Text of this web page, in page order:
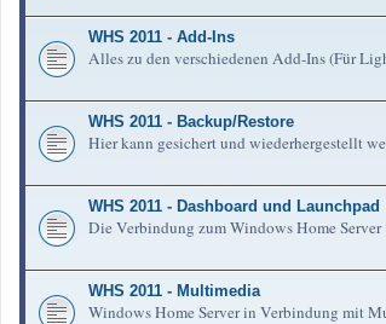
WHS 2011 - Add-Ins
Alles zu den verschiedenen Add-Ins (Für
WHS 2011 - Backup/Restore
Hier kann gesichert und wiederhergestellt
WHS 2011 - Dashboard und Launchpad
Die Verbindung zum Windows Home Server
WHS 2011 - Multimedia
Windows Home Server in Verbindung mit